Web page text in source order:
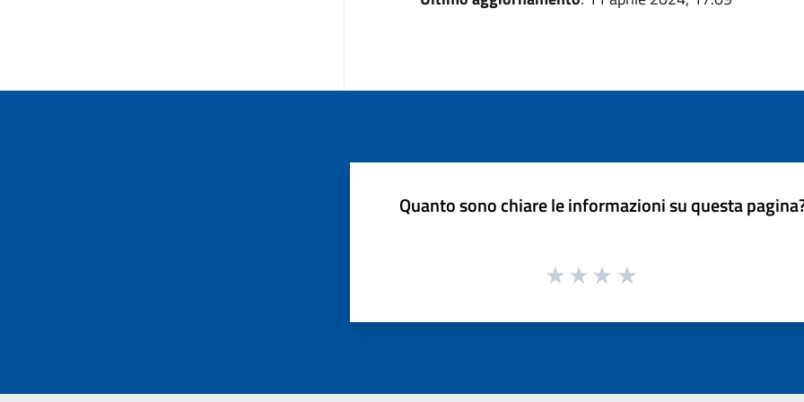
Quanto sono chiare le informazioni su questa